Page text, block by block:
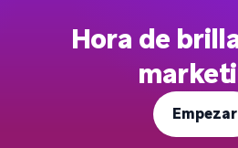
Hora de
Empezar